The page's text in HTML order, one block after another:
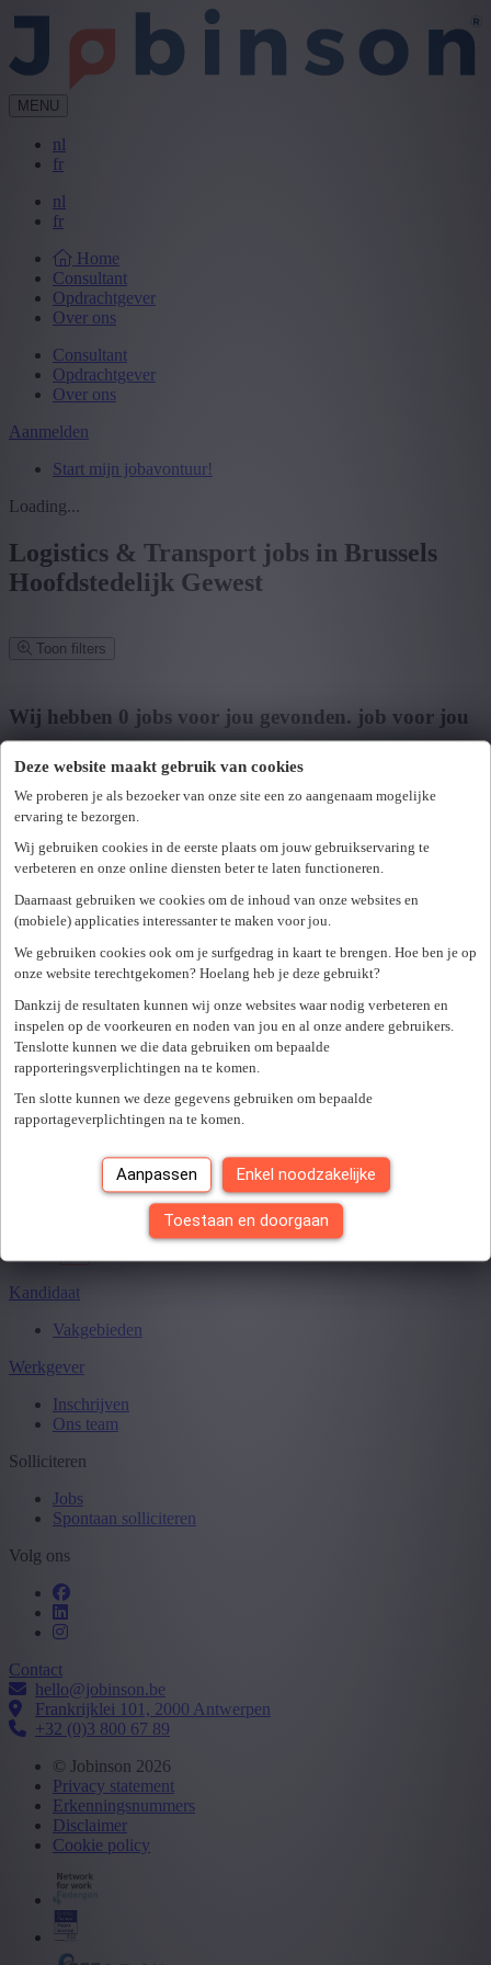
Deze website maakt gebruik van cookies
We proberen je als bezoeker van onze site een zo aangenaam mogelijke
ervaring te bezorgen.
Wij gebruiken cookies in de eerste plaats om jouw gebruikservaring te
verbeteren en onze online diensten beter te laten functioneren.
Daarnaast gebruiken we cookies om de inhoud van onze websites en
(mobiele) applicaties interessanter te maken voor jou.
We gebruiken cookies ook om je surfgedrag in kaart te brengen. Hoe ben je op
onze website terechtgekomen? Hoelang heb je deze gebruikt?
Dankzij de resultaten kunnen wij onze websites waar nodig verbeteren en
inspelen op de voorkeuren en noden van jou en al onze andere gebruikers.
Tenslotte kunnen we die data gebruiken om bepaalde
rapporteringsverplichtingen na te komen.
Ten slotte kunnen we deze gegevens gebruiken om bepaalde
rapportageverplichtingen na te komen.
Aanpassen Enkel noodzakelijke
Toestaan en doorgaan
MENU
nl
fr
nl
fr
Home
Consultant
Opdrachtgever
Over ons
Consultant
Opdrachtgever
Over ons
Aanmelden
Start mijn jobavontuur!
Loading...
Logistics & Transport jobs in Brussels
Hoofdstedelijk Gewest
Toon filters
Zoek op functie, jobtitel, bedrijf,...
Postcode of gemeente
Zoek vacatures
Mijn gekozen filters
Wis alle filters
Provincie
+ Toon meer - Toon minder
Wij hebben 0 jobs voor jou gevonden. job voor jou
gevonden
U hebt geen toegang tot deze pagina of bent niet langer aangemeld.
Opnieuw aanmelden.
Sluiten
Je hebt0van0jobs gezien.
Kandidaat
Vakgebieden
Werkgever
Inschrijven
Ons team
Solliciteren
Jobs
Spontaan solliciteren
Volg ons
Contact
hello@jobinson.be
Frankrijklei 101, 2000 Antwerpen
+32 (0)3 800 67 89
© Jobinson 2026
Privacy statement
Erkenningsnummers
Disclaimer
Cookie policy